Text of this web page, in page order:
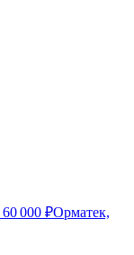
60 000 ₽Орматек,